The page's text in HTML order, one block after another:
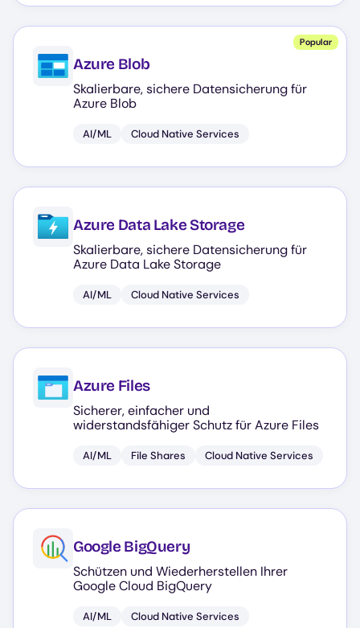
Popular
Azure Blob
Skalierbare, sichere Datensicherung für
Azure Blob
AI/ML Cloud Native Services
Azure Data Lake Storage
Skalierbare, sichere Datensicherung für
Azure Data Lake Storage
AI/ML Cloud Native Services
Azure Files
Sicherer, einfacher und
widerstandsfähiger Schutz für Azure Files
AI/ML File Shares Cloud Native Services
Google BigQuery
Schützen und Wiederherstellen Ihrer
Google Cloud BigQuery
AI/ML Cloud Native Services